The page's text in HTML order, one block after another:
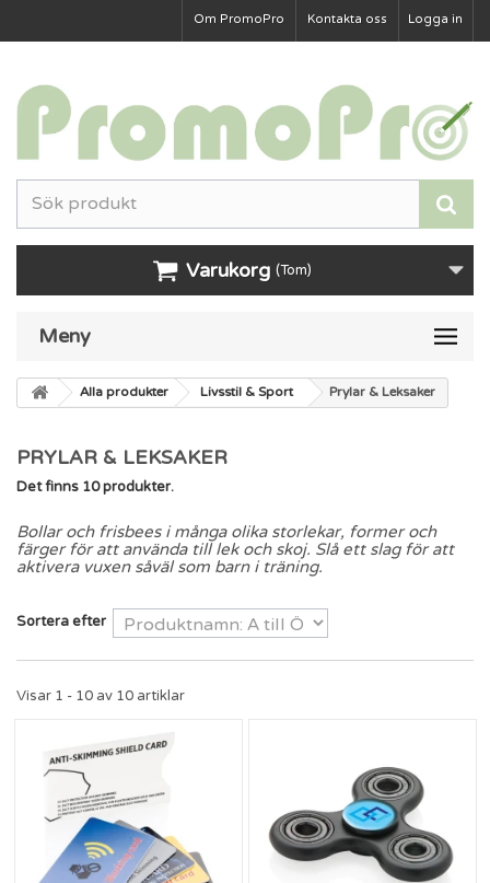
Logga in
Kontakta oss
Om PromoPro
Varukorg (Tom)
Meny
Alla produkter Livsstil & Sport Prylar & Leksaker
PRYLAR & LEKSAKER
Det finns 10 produkter.
Bollar och frisbees i många olika storlekar, former och
färger för att använda till lek och skoj. Slå ett slag för att
aktivera vuxen såväl som barn i träning.
Sortera efter
Visar 1 - 10 av 10 artiklar